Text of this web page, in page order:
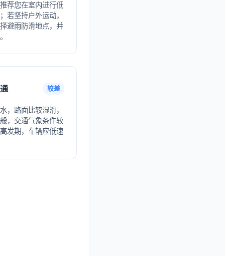
荐您在室内进行低
若坚持户外运动，
避雨防滑地点，并
较差
，路面比较湿滑，
，交通气象条件较
发期，车辆应低速